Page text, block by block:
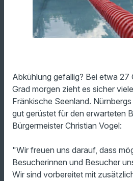
Abkühlung gefällig? Bei etwa 27
Grad morgen zieht es sicher
Fränkische Seenland.
gut gerüstet für den erwarteten
Bürgermeister Christian Vogel:
"Wir freuen uns darauf, dass
Besucherinnen und Besucher
Wir sind vorbereitet mit